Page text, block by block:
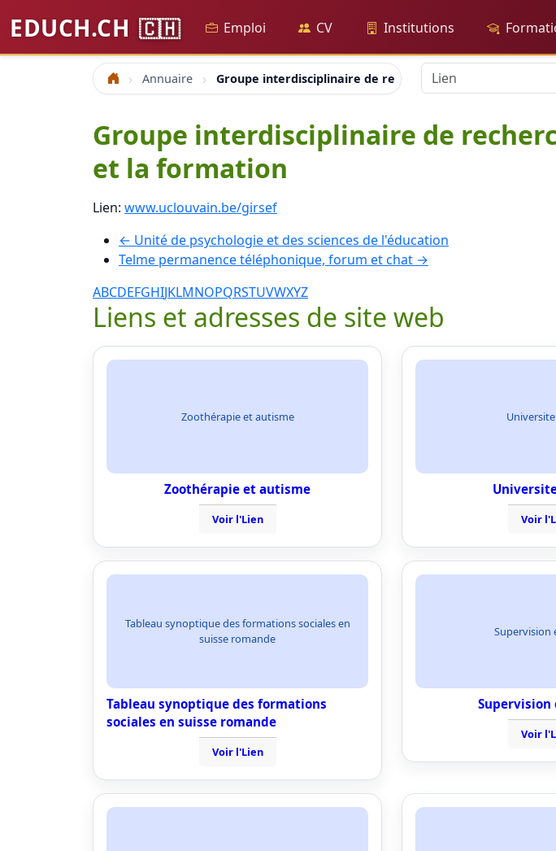
EDUCH.CH 🇨🇭 Emploi CV Institutions
Accueil Annuaire Groupe interdisciplinaire de recherche sur la
Groupe interdisciplinaire de
et la formation
Lien: www.uclouvain.be/girsef
← Unité de psychologie et des sciences de l'éducation
Telme permanence téléphonique, forum et chat →
ABCDEFGHIJKLMNOPQRSTUVWXYZ
Liens et adresses de site web
Zoothérapie et autisme
Zoothérapie et autisme
Voir l'Lien Voir
Tableau synoptique des formations sociales en
suisse romande
Tableau synoptique des formations
sociales en suisse romande
Voir l'Lien
Supervision
Supervision
Voir